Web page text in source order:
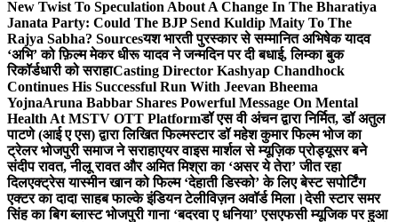
New Twist To Speculation About A Change In The Bharatiya
Janata Party: Could The BJP Send Kuldip Maity To The
Rajya Sabha? Sourcesयश भारती पुरस्कार से सम्मानित अभिषेक यादव
‘अभि’ को फ़िल्म मेकर धीरू यादव ने जन्मदिन पर दी बधाई, लिम्का बुक
रिकॉर्डधारी को सराहाCasting Director Kashyap Chandhock
Continues His Successful Run With Jeevan Bheema
YojnaAruna Babbar Shares Powerful Message On Mental
Health At MSTV OTT Platformडॉ एस वी अंचन द्वारा निर्मित, डॉ अतुल
पाटणे (आई ए एस) द्वारा लिखित फिल्मस्टार डॉ महेश कुमार फिल्म भोज का
ट्रेलर भोजपुरी समाज ने सराहाएयर वाइस मार्शल से म्यूज़िक प्रोड्यूसर बने
संदीप रावत, नीलू रावत और अमित मिश्रा का ‘असर ये तेरा’ जीत रहा
दिलएक्ट्रेस यास्मीन खान को फिल्म ‘देहाती डिस्को’ के लिए बेस्ट सपोर्टिंग
एक्टर का दादा साहब फाल्के इंडियन टेलीविज़न अवॉर्ड मिला।देसी स्टार समर
सिंह का बिग ब्लास्ट भोजपुरी गाना ‘बदरवा ए धनिया’ एसएफसी म्यूजिक पर हुआ